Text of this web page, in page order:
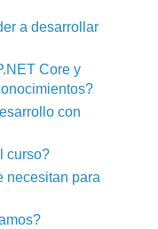
a desarrollar
Core y
con
curso?
necesitan para